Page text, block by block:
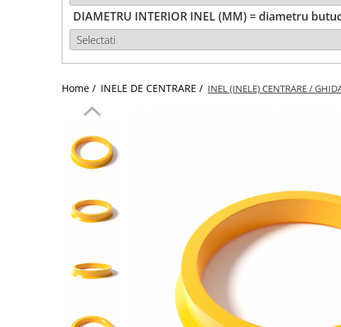
DIAMETRU INTERIOR INEL (MM) = diametru
Home / INELE DE CENTRARE / INEL (INELE) CENTRARE /